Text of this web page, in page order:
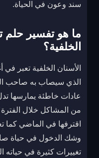
سند وعون في الحياة.
ما هو تفسير
الخلفية؟
الأسنان الخلفية تعبر
الذي سيصاب به صاحب
عادات خاطئة يمارسها
من المشاكل خلال الفترة
اقترفها في الماضي
وشك الدخول في حياة
تغييرات كثيرة في حياته